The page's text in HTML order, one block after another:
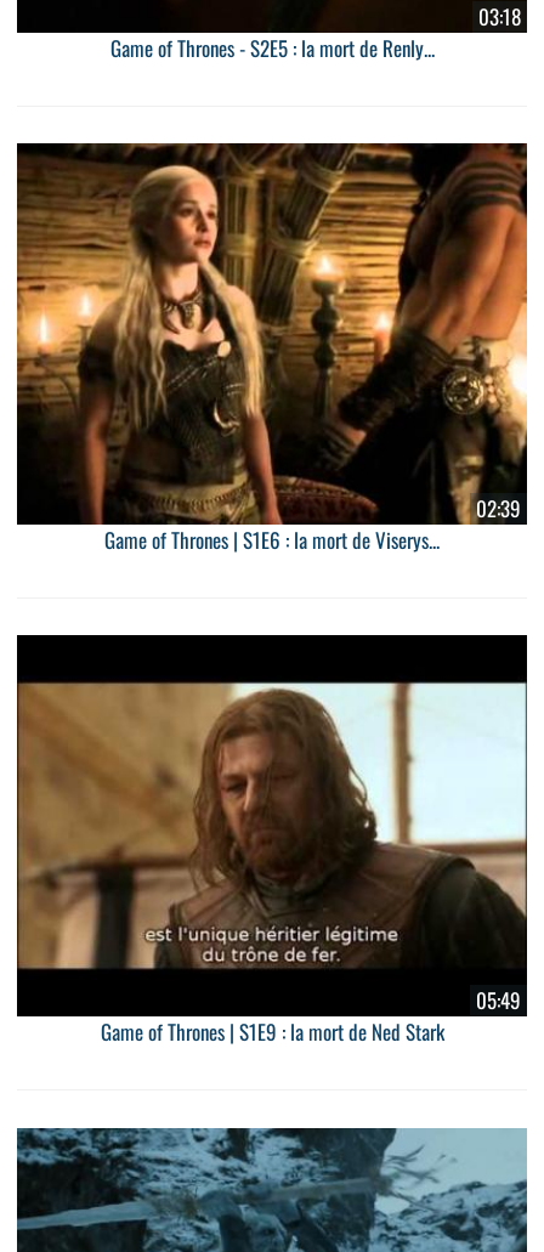
03:18
Game of Thrones - S2E5 : la mort de Renly...
02:39
Game of Thrones | S1E6 : la mort de Viserys...
05:49
Game of Thrones | S1E9 : la mort de Ned Stark